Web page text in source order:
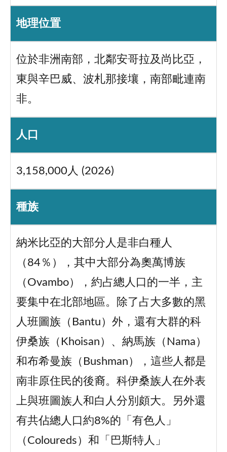
地理位置
位於非洲南部，北鄰安哥拉及尚比亞，
東與辛巴威、波札那接壤，南部毗連南
非。
人口
3,158,000人 (2026)
種族
納米比亞的大部分人是非白種人
（84％），其中大部分為奧萬博族
（Ovambo），約占總人口的一半，主
要集中在北部地區。除了占大多數的黑
人班圖族（Bantu）外，還有大群的科
伊桑族（Khoisan）、納馬族（Nama）
和布希曼族（Bushman），這些人都是
南非原住民的後裔。科伊桑族人在外表
上與班圖族人和白人分別頗大。另外還
有共佔總人口約8%的「有色人」
（Coloureds）和「巴斯特人」